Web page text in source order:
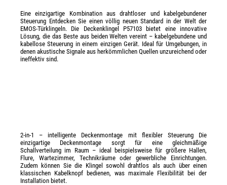
Eine einzigartige Kombination aus drahtloser und kabelgebundener
Steuerung Entdecken Sie einen völlig neuen Standard in der Welt der
EMOS-Türklingeln. Die Deckenklingel P57103 bietet eine innovative
Lösung, die das Beste aus beiden Welten vereint – kabelgebundene und
kabellose Steuerung in einem einzigen Gerät. Ideal für Umgebungen, in
denen akustische Signale aus herkömmlichen Quellen unzureichend oder
ineffektiv sind.
2-in-1 – intelligente Deckenmontage mit flexibler Steuerung Die
einzigartige Deckenmontage sorgt für eine gleichmäßige
Schallverteilung im Raum – ideal beispielsweise für größere Hallen,
Flure, Wartezimmer, Technikräume oder gewerbliche Einrichtungen.
Zudem können Sie die Klingel sowohl drahtlos als auch über einen
klassischen Kabelknopf bedienen, was maximale Flexibilität bei der
Installation bietet.